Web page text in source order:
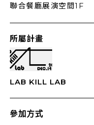
聯合餐廳展演空間1F
所屬計畫
LAB KILL LAB
參加方式